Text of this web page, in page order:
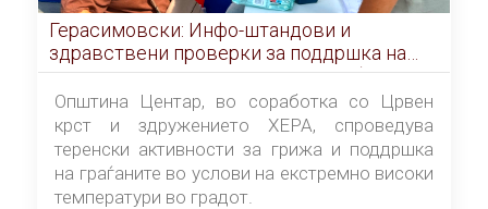
Герасимовски: Инфо-штандови и
здравствени проверки за поддршка на
граѓаните во услови на топлотен бран
Општина Центар, во соработка со Црвен
крст и здружението ХЕРА, спроведува
теренски активности за грижа и поддршка
на граѓаните во услови на екстремно високи
температури во градот.